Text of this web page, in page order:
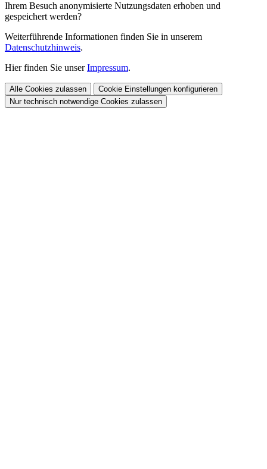
Ihrem Besuch anonymisierte Nutzungsdaten erhoben und
gespeichert werden?
Weiterführende Informationen finden Sie in unserem
Datenschutzhinweis.
Hier finden Sie unserImpressum.
Alle Cookies zulassen
Cookie Einstellungen konfigurieren
Nur technisch notwendige Cookies zulassen